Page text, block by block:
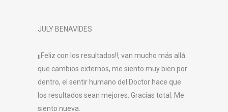
JULY BENAVIDES
¡¡Feliz con los resultados!!, van mucho más allá
que cambios externos, me siento muy bien por
dentro, el sentir humano del Doctor hace que
los resultados sean mejores. Gracias total. Me
siento nueva.